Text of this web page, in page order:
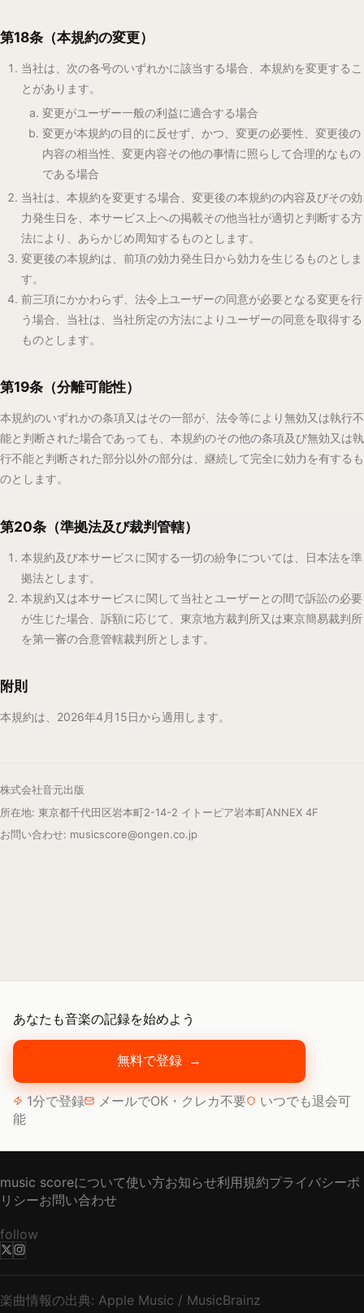
拠法とします。
が生じた場合、訴額に応じて、東京地方裁判所又は東京簡易裁判所
を第一審の合意管轄裁判所とします。
本規約は、2026年4月15日から適用します。
株式会社音元出版
所在地: 東京都千代田区岩本町2-14-2 イトーピア岩本町ANNEX 4F
お問い合わせ: musicscore@ongen.co.jp
あなたも音楽の記録を始めよう
無料で登録 →
1分で登録 メールでOK・クレカ不要
いつでも退会可
能
music scoreについて使い方お知らせ利用規約プライバシーポ
リシーお問い合わせ
follow
楽曲情報の出典: Apple Music / MusicBrainz